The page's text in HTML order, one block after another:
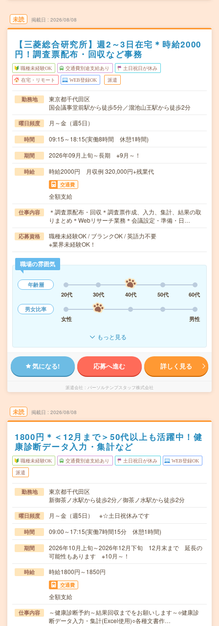
未読 掲載日 2026/08/08
【三菱総合研究所】週2～3日在宅＊時給2000
円！調査票配布・回収など事務
職種未経験OK 交通費別途支給あり 土日祝日が休み
在宅・リモート WEB登録OK 派遣
勤務地
東京都千代田区
国会議事堂前駅から徒歩5分／溜池山王駅から徒歩2分
曜日頻度 月～金（週5日）
時間 09:15～18:15(実働8時間 休憩1時間)
期間 2026年09月上旬～長期 ※9月～！
時給 時給2000円 月収例 320,000円+残業代
交通費
全額支給
仕事内容
＊調査票配布・回収＊調査票作成、入力、集計、結果の取
りまとめ＊Webリサーチ業務＊会議設定・準備・日…
応募資格
職種未経験OK / ブランクOK / 英語力不要
※業界未経験OK！
職場の雰囲気
年齢層
20代
30代 40代 50代
60代
男女比率
女性
男性
もっと見る
気になる! 応募へ進む 詳しく見る
派遣会社 パーソルテンプスタッフ株式会社
未読 掲載日 2026/08/08
1800円＊＜12月まで＞50代以上も活躍中！健
康診断データ入力・集計など
職種未経験OK 交通費別途支給あり 土日祝日が休み WEB登録OK
派遣
勤務地
東京都千代田区
新御茶ノ水駅から徒歩2分／御茶ノ水駅から徒歩2分
曜日頻度 月～金（週5日） ※☆土日祝休みです
時間 09:00～17:15(実働7時間15分 休憩1時間)
期間
2026年10月上旬～2026年12月下旬 12月末まで 延長の
可能性もあります ※10月～！
時給 時給1800円～1850円
交通費
全額支給
仕事内容
～健康診断予約～結果回収までをお願いします～○健康診
断データ入力・集計(Excel使用)○各種文書作…